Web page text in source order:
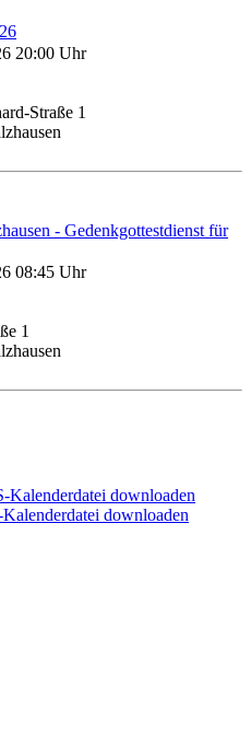
20:00 Uhr
Straße 1
- Gedenkgottestdienst für
08:45 Uhr
1
Kalenderdatei downloaden
downloaden